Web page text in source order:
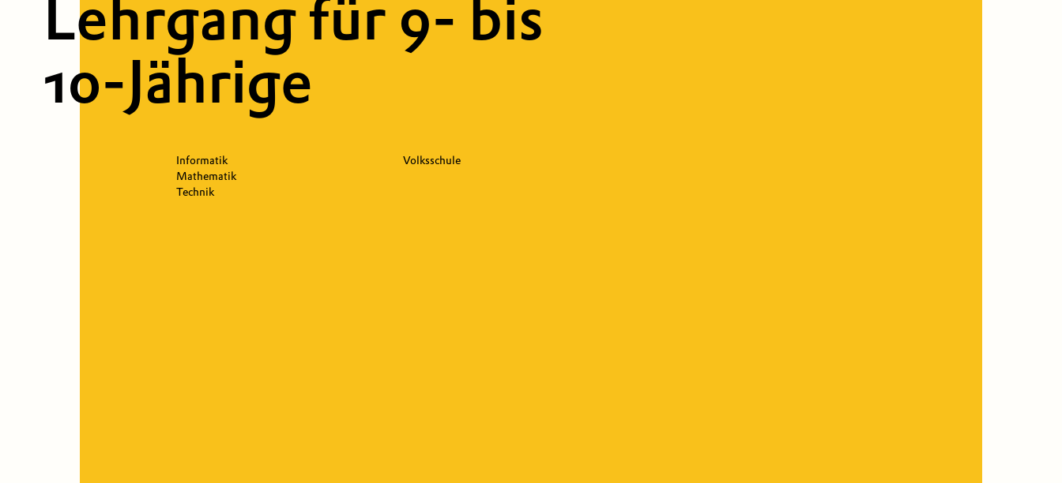
Lehrgang für 9- bis
10-Jährige
Informatik
Mathematik
Technik
Volksschule